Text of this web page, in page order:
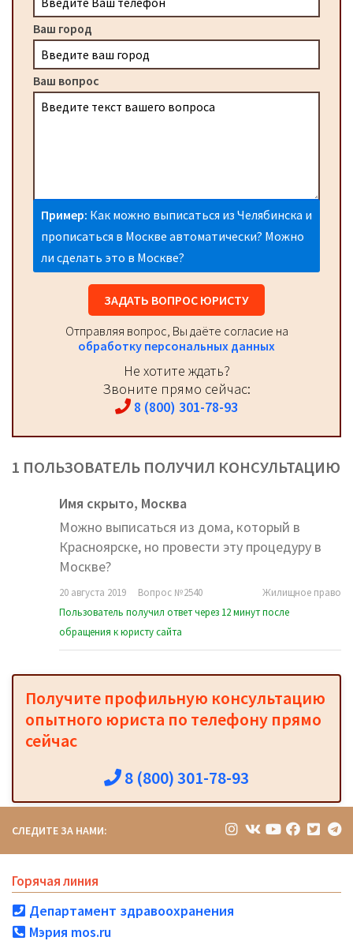
Ваш город
Ваш вопрос
Пример: Как можно выписаться из Челябинска и
прописаться в Москве автоматически? Можно
ли сделать это в Москве?
ЗАДАТЬ ВОПРОС ЮРИСТУ
Отправляя вопрос, Вы даёте согласие на
обработку персональных данных
Не хотите ждать?
Звоните прямо сейчас:
8 (800) 301-78-93
1 ПОЛЬЗОВАТЕЛЬ ПОЛУЧИЛ КОНСУЛЬТАЦИЮ
Имя скрыто, Москва
Можно выписаться из дома, который в
Красноярске, но провести эту процедуру в
Москве?
20 августа 2019 Вопрос №2540
Жилищное право
Пользователь получил ответ через 12 минут после
обращения к юристу сайта
Получите профильную консультацию
опытного юриста по телефону прямо
сейчас
8 (800) 301-78-93
СЛЕДИТЕ ЗА НАМИ:
Горячая линия
Департамент здравоохранения
Мэрия mos.ru